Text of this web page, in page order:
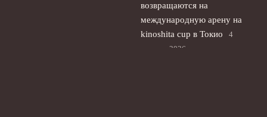
возвращаются на
международную арену на
kinoshita cup в Токио
4
августа, 2026